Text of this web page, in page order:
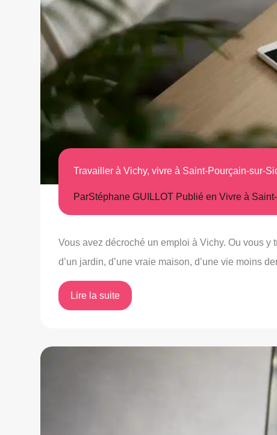
Travailler à Vichy, vivre à Saint-Pourçain-sur-
ParStéphane GUILLOT Publié enVivre à
Vous avez décroché un emploi à Vichy. Ou vous
d’un jardin, d’une vraie maison, d’une vie moins
Lire la suite